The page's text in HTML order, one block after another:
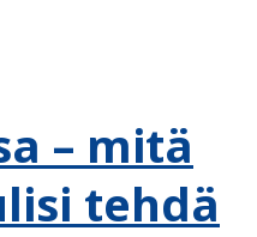
– mitä
tehdä